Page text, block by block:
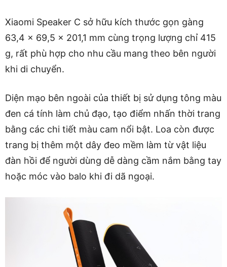
Xiaomi Speaker C sở hữu kích thước gọn gàng
63,4 x 69,5 x 201,1 mm cùng trọng lượng chỉ 415
g, rất phù hợp cho nhu cầu mang theo bên người
khi di chuyển.
Diện mạo bên ngoài của thiết bị sử dụng tông màu
đen cá tính làm chủ đạo, tạo điểm nhấn thời trang
bằng các chi tiết màu cam nổi bật. Loa còn được
trang bị thêm một dây đeo mềm làm từ vật liệu
đàn hồi để người dùng dễ dàng cầm nắm bằng tay
hoặc móc vào balo khi đi dã ngoại.